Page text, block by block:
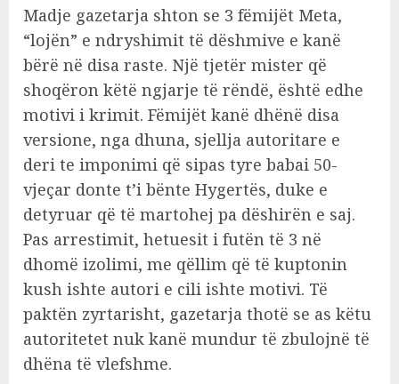
Madje gazetarja shton se 3 fëmijët Meta,
“lojën” e ndryshimit të dëshmive e kanë
bërë në disa raste. Një tjetër mister që
shoqëron këtë ngjarje të rëndë, është edhe
motivi i krimit. Fëmijët kanë dhënë disa
versione, nga dhuna, sjellja autoritare e
deri te imponimi që sipas tyre babai 50-
vjeçar donte t’i bënte Hygertës, duke e
detyruar që të martohej pa dëshirën e saj.
Pas arrestimit, hetuesit i futën të 3 në
dhomë izolimi, me qëllim që të kuptonin
kush ishte autori e cili ishte motivi. Të
paktën zyrtarisht, gazetarja thotë se as këtu
autoritetet nuk kanë mundur të zbulojnë të
dhëna të vlefshme.